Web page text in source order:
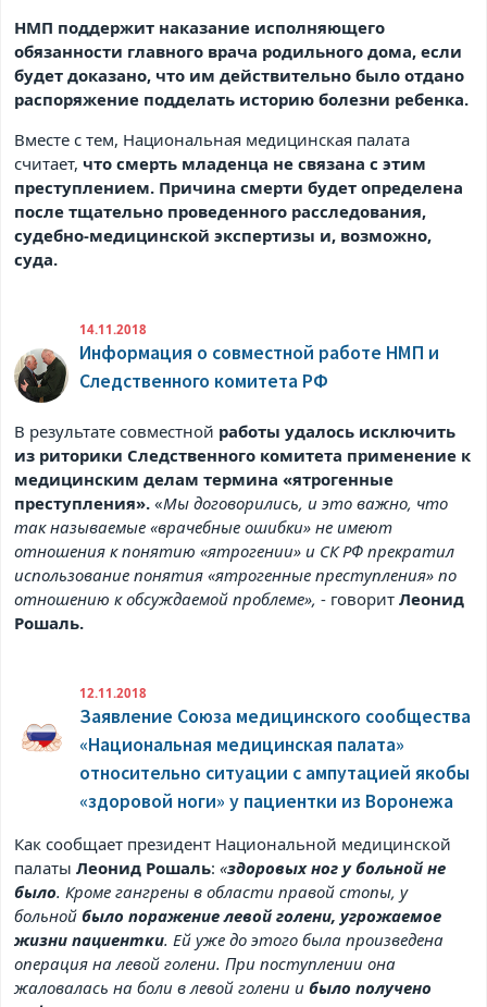
НМП поддержит наказание исполняющего
обязанности главного врача родильного дома, если
будет доказано, что им действительно было отдано
распоряжение подделать историю болезни ребенка.
Вместе с тем, Национальная медицинская палата
считает,что смерть младенца не связана с этим
преступлением. Причина смерти будет определена
после тщательно проведенного расследования,
судебно-медицинской экспертизы и, возможно,
суда.
14.11.2018
Информация о совместной работе НМП и
Следственного комитета РФ
В результате совместной работы удалось исключить
из риторики Следственного комитета применение к
медицинским делам термина «ятрогенные
преступления». «Мы договорились, и это важно, что
так называемые «врачебные ошибки» не имеют
отношения к понятию «ятрогении» и СК РФ прекратил
использование понятия «ятрогенные преступления» по
отношению к обсуждаемой проблеме»,- говоритЛеонид
Рошаль.
12.11.2018
Заявление Союза медицинского сообщества
«Национальная медицинская палата»
относительно ситуации с ампутацией якобы
«здоровой ноги» у пациентки из Воронежа
Как сообщает президент Национальной медицинской
палатыЛеонид Рошаль:«здоровых ног у больной не
было. Кроме гангрены в области правой стопы, у
больнойбыло поражение левой голени, угрожаемое
жизни пациентки. Ей уже до этого была произведена
операция на левой голени. При поступлении она
жаловалась на боли в левой голени ибыло получено